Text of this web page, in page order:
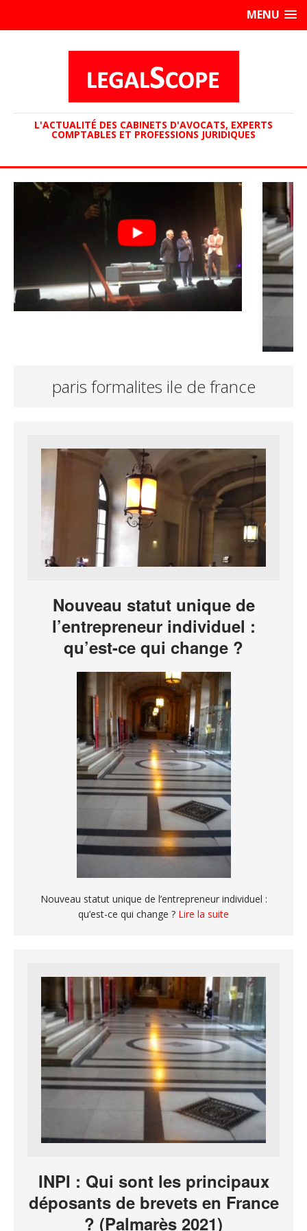
MENU
L'ACTUALITÉ DES CABINETS D'AVOCATS, EXPERTS
COMPTABLES ET PROFESSIONS JURIDIQUES
paris formalites ile de france
Nouveau statut unique de
l’entrepreneur individuel :
qu’est-ce qui change ?
Nouveau statut unique de l’entrepreneur individuel :
qu’est-ce qui change ? Lire la suite
INPI : Qui sont les principaux
déposants de brevets en France
? (Palmarès 2021)